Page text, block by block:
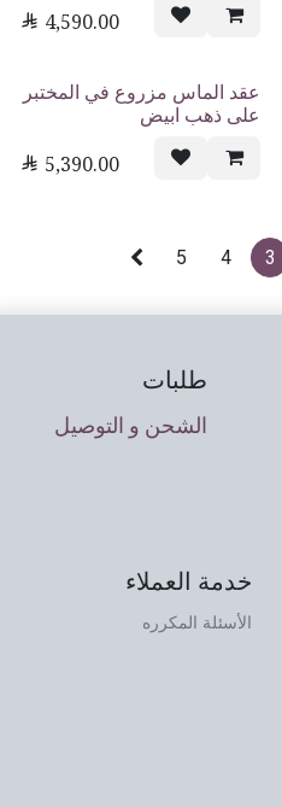
 4,590.00
عقد الماس مزروع في المختبر
على ذهب ابيض
 5,390.00
3
4
5
طلبات
الشحن و التوصيل
خدمة العملاء
الأسئلة المكرره